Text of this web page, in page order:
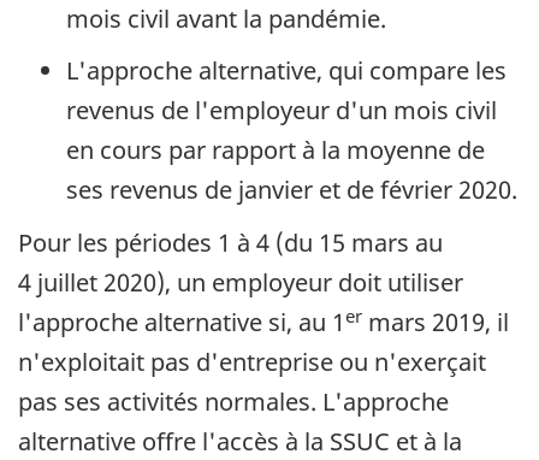
mois civil avant la pandémie.
L'approche alternative, qui compare les
revenus de l'employeur d'un mois civil
en cours par rapport à la moyenne de
ses revenus de janvier et de février 2020.
Pour les périodes 1 à 4 (du 15 mars au
4 juillet 2020), un employeur doit utiliser
l'approche alternative si, au 1 er mars 2019, il
n'exploitait pas d'entreprise ou n'exerçait
pas ses activités normales. L'approche
alternative offre l'accès à la SSUC et à la